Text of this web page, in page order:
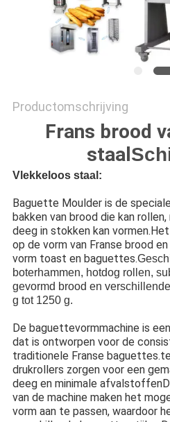
Productomschrijving
Frans brood
staal
Vlekkeloos staal:
Baguette Moulder is de
bakken van brood die kan
deeg in stokken kan
op de vorm van Franse brood
vorm toast en baguettes.
boterhammen, hotdog rollen,
gevormd brood en
g tot 1250 g.
De baguettevormmachine is
dat is ontworpen voor de
traditionele Franse
drukrollers zorgen voor een
deeg en minimale
van de machine maken het
vorm aan te passen, waardoor